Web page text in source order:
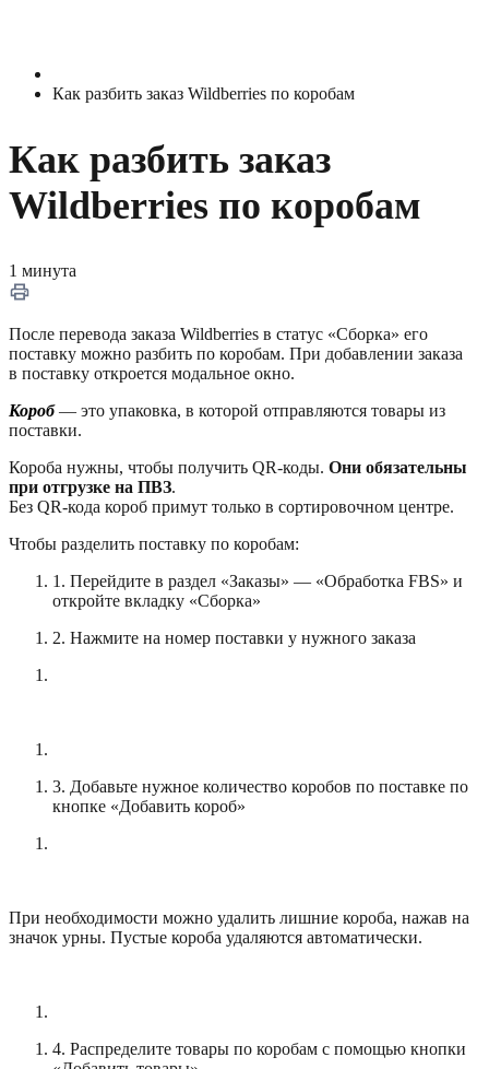
Как разбить заказ Wildberries по коробам
Как разбить заказ
Wildberries по коробам
1 минута
После перевода заказа Wildberries в статус «Сборка» его
поставку можно разбить по коробам. При добавлении заказа
в поставку откроется модальное окно.
Короб — это упаковка, в которой отправляются товары из
поставки.
Короба нужны, чтобы получить QR-коды. Они обязательны
при отгрузке на ПВЗ.
Без QR-кода короб примут только в сортировочном центре.
Чтобы разделить поставку по коробам:
1. Перейдите в раздел «Заказы» — «Обработка FBS» и
откройте вкладку «Сборка»
2. Нажмите на номер поставки у нужного заказа
3. Добавьте нужное количество коробов по поставке по
кнопке «Добавить короб»
При необходимости можно удалить лишние короба, нажав на
значок урны. Пустые короба удаляются автоматически.
4. Распределите товары по коробам с помощью кнопки